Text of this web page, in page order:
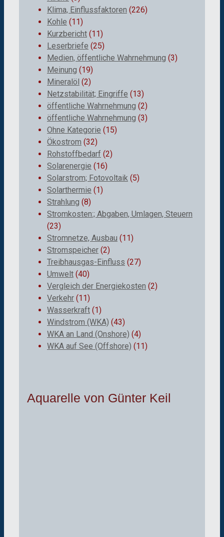
Klima, Einflussfaktoren (226)
Kohle (11)
Kurzbericht (11)
Leserbriefe (25)
Medien, öffentliche Wahrnehmung (3)
Meinung (19)
Mineralöl (2)
Netzstabilität; Eingriffe (13)
öffentliche Wahrnehmung (2)
öffentliche Wahrnehmung (3)
Ohne Kategorie (15)
Ökostrom (32)
Rohstoffbedarf (2)
Solarenergie (16)
Solarstrom; Fotovoltaik (5)
Solarthermie (1)
Strahlung (8)
Stromkosten:; Abgaben, Umlagen, Steuern
(23)
Stromnetze, Ausbau (11)
Stromspeicher (2)
Treibhausgas-Einfluss (27)
Umwelt (40)
Vergleich der Energiekosten (2)
Verkehr (11)
Wasserkraft (1)
Windstrom (WKA) (43)
WKA an Land (Onshore) (4)
WKA auf See (Offshore) (11)
Aquarelle von Günter Keil